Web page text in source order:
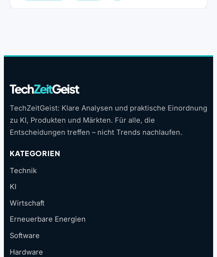
TechZeitGeist
TechZeitGeist: Klare Analysen und praktische Einordnung
zu KI, Produkten und Märkten. Für alle, die
Entscheidungen treffen – nicht Trends nachlaufen.
KATEGORIEN
Technik
KI
Wirtschaft
Erneuerbare Energien
Software
Hardware